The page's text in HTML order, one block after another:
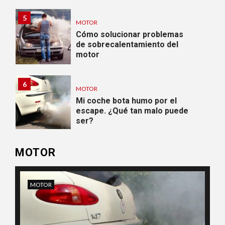
5
MOTOR
Cómo solucionar problemas
de sobrecalentamiento del
motor
6
MOTOR
Mi coche bota humo por el
escape. ¿Qué tan malo puede
ser?
7
Cómo debe ser el sistema
multimedia para tu coche
MOTOR
MOTOR